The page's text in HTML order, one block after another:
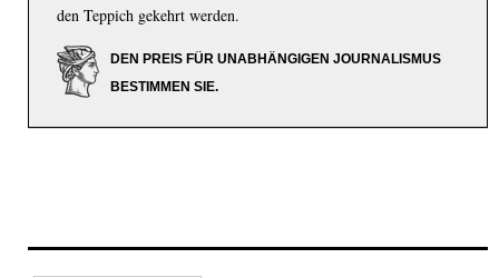
den Teppich gekehrt werden.
DEN PREIS FÜR UNABHÄNGIGEN JOURNALISMUS
BESTIMMEN SIE.